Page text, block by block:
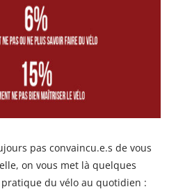
pas convaincu.e.s de vous
on vous met là quelques
du vélo au quotidien :